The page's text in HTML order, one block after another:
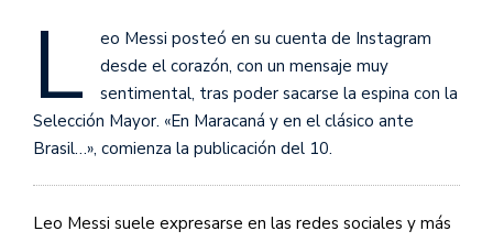
L
eo Messi posteó en su cuenta de Instagram
desde el corazón, con un mensaje muy
sentimental, tras poder sacarse la espina con la
Selección Mayor. «En Maracaná y en el clásico ante
Brasil…», comienza la publicación del 10.
Leo Messi suele expresarse en las redes sociales y más